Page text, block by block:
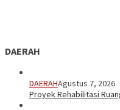
DAERAH
DAERAHAgustus 7, 2026
Proyek Rehabilitasi